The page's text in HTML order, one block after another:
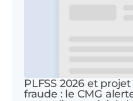
PLFSS 2026 et
fraude : le CMG